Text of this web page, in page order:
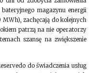
magazynu energii
MWh), zachęcają do kolejnych
patrzą na nie operatorzy
szansę na zwiększenie
do świadczenia usług